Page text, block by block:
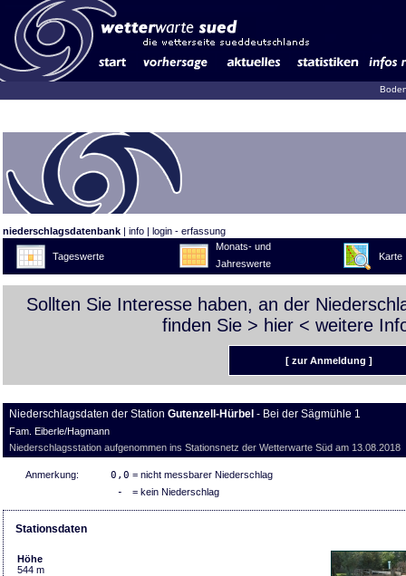
niederschlagsdatenbank | info | login - erfassung
Tageswerte
Monats- und
Jahreswerte
Karte
Sollten Sie Interesse haben, an der
finden Sie > hier < weitere
[ zur Anmeldung ]
Niederschlagsdaten der Station Gutenzell-Hürbel - Bei der Sägmühle 1
Fam. Eiberle/Hagmann
Niederschlagsstation aufgenommen ins Stationsnetz der Wetterwarte Süd am 13.08.2018
Anmerkung: 0,0 = nicht messbarer Niederschlag
- = kein Niederschlag
Stationsdaten
Höhe
544 m